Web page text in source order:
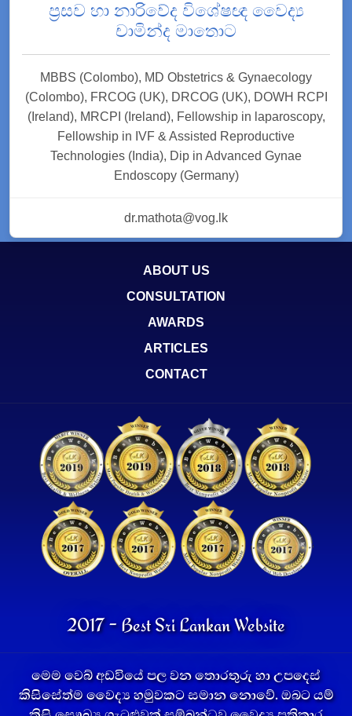
ප්‍රසව හා නාරිවේද විශේෂඥ වෛද්‍ය
චාමින්ද මාතොට
MBBS (Colombo), MD Obstetrics & Gynaecology
(Colombo), FRCOG (UK), DRCOG (UK), DOWH RCPI
(Ireland), MRCPI (Ireland), Fellowship in laparoscopy,
Fellowship in IVF & Assisted Reproductive
Technologies (India), Dip in Advanced Gynae
Endoscopy (Germany)
dr.mathota@vog.lk
ABOUT US
CONSULTATION
AWARDS
ARTICLES
CONTACT
2017 - Best Sri Lankan Website
මෙම වෙබ් අඩවියේ පල වන තොරතුරු හා උපදෙස්
කිසිසේත්ම වෛද්‍ය හමුවකට සමාන නොවේ. ඔබට යම්